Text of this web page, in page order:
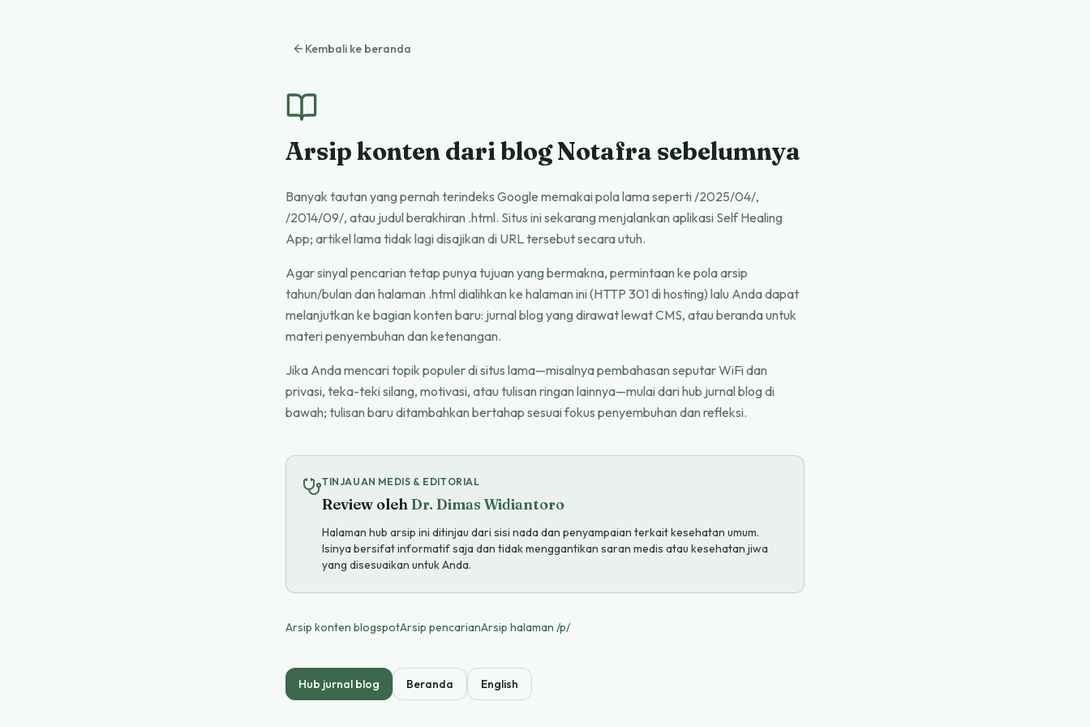
Kembali ke beranda
Arsip konten dari blog Notafra sebelumnya
Banyak tautan yang pernah terindeks Google memakai pola lama seperti /2025/04/,
/2014/09/, atau judul berakhiran .html. Situs ini sekarang menjalankan aplikasi Self Healing
App; artikel lama tidak lagi disajikan di URL tersebut secara utuh.
Agar sinyal pencarian tetap punya tujuan yang bermakna, permintaan ke pola arsip
tahun/bulan dan halaman .html dialihkan ke halaman ini (HTTP 301 di hosting) lalu Anda dapat
melanjutkan ke bagian konten baru: jurnal blog yang dirawat lewat CMS, atau beranda untuk
materi penyembuhan dan ketenangan.
Jika Anda mencari topik populer di situs lama—misalnya pembahasan seputar WiFi dan
privasi, teka-teki silang, motivasi, atau tulisan ringan lainnya—mulai dari hub jurnal blog di
bawah; tulisan baru ditambahkan bertahap sesuai fokus penyembuhan dan refleksi.
TINJAUAN MEDIS & EDITORIAL
Review olehDr. Dimas Widiantoro
Halaman hub arsip ini ditinjau dari sisi nada dan penyampaian terkait kesehatan umum.
Isinya bersifat informatif saja dan tidak menggantikan saran medis atau kesehatan jiwa
yang disesuaikan untuk Anda.
Arsip konten blogspotArsip pencarianArsip halaman /p/
Hub jurnal blog Beranda English